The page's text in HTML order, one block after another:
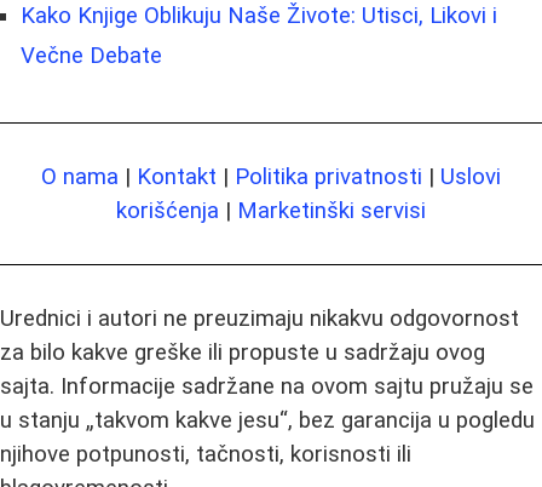
Kako Knjige Oblikuju Naše Živote: Utisci, Likovi i
Večne Debate
O nama | Kontakt | Politika privatnosti | Uslovi
korišćenja | Marketinški servisi
Urednici i autori ne preuzimaju nikakvu odgovornost
za bilo kakve greške ili propuste u sadržaju ovog
sajta. Informacije sadržane na ovom sajtu pružaju se
u stanju „takvom kakve jesu“, bez garancija u pogledu
njihove potpunosti, tačnosti, korisnosti ili